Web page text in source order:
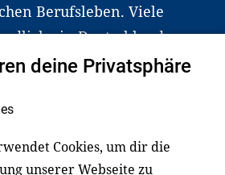
Berufsleben. Viele
in Deutschland
Schwierigkeiten dabei.
an Erzieher*innen,
Dafür arbeiten wir eng
deine Privatsphäre
Cookies, um dir die
unserer Webseite zu